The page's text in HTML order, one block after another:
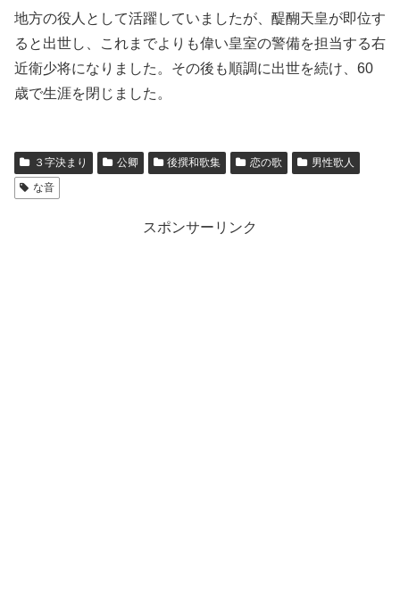
地方の役人として活躍していましたが、醍醐天皇が即位す
ると出世し、これまでよりも偉い皇室の警備を担当する右
近衛少将になりました。その後も順調に出世を続け、60
歳で生涯を閉じました。
３字決まり 公卿 後撰和歌集 恋の歌
男性歌人
な音
スポンサーリンク